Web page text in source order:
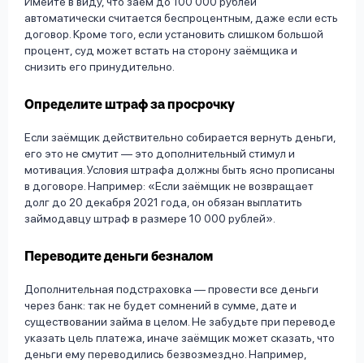
автоматически считается беспроцентным, даже если есть
договор. Кроме того, если установить слишком большой
процент, суд может встать на сторону заёмщика и
снизить его принудительно.
Определите штраф за просрочку
Если заёмщик действительно собирается вернуть деньги,
его это не смутит — это дополнительный стимул и
мотивация. Условия штрафа должны быть ясно прописаны
в договоре. Например: «Если заёмщик не возвращает
долг до 20 декабря 2021 года, он обязан выплатить
займодавцу штраф в размере 10 000 рублей».
Переводите деньги безналом
Дополнительная подстраховка — провести все деньги
через банк: так не будет сомнений в сумме, дате и
существовании займа в целом. Не забудьте при переводе
указать цель платежа, иначе заёмщик может сказать, что
деньги ему переводились безвозмездно. Например,